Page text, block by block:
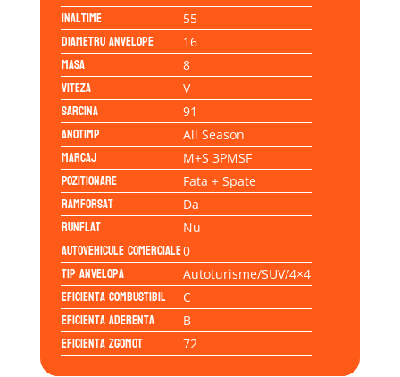
Inaltime 55
Diametru anvelope 16
Masa 8
Viteza V
Sarcina 91
Anotimp All Season
Marcaj M+S 3PMSF
Pozitionare Fata + Spate
Ramforsat Da
Runflat Nu
Autovehicule comerciale0
Tip anvelopa Autoturisme/SUV/4×4
Eficienta Combustibil C
Eficienta Aderenta B
Eficienta Zgomot 72